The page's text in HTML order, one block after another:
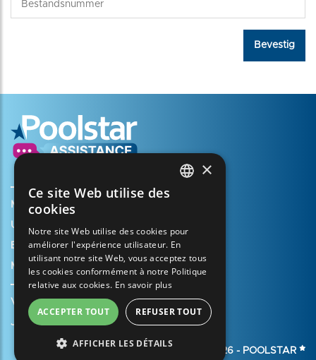
Bevestig
Mijn account aanmaken
Uw mandje
Een ondersteuningszaak openen
Mijn garantie registreren
Verkoopvoorwaarden
Juridische informatie
© 2026 - POOLSTAR
FRENCH
SPANISH
ITALIAN
GERMAN
×
Ce site Web utilise des
cookies
Notre site Web utilise des cookies pour
améliorer l'expérience utilisateur. En
utilisant notre site Web, vous acceptez tous
les cookies conformément à notre Politique
relative aux cookies. En savoir plus
ACCEPTER TOUT REFUSER TOUT
AFFICHER LES DÉTAILS